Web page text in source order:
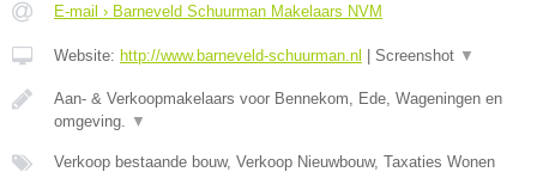
E-mail › Barneveld Schuurman Makelaars NVM
Website: http://www.barneveld-schuurman.nl | Screenshot ▼
Aan- & Verkoopmakelaars voor Bennekom, Ede, Wageningen en
omgeving.
▼
Verkoop bestaande bouw, Verkoop Nieuwbouw, Taxaties Wonen